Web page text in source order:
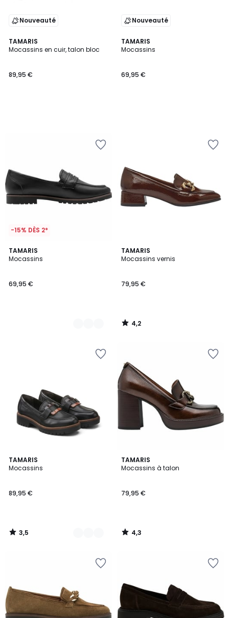
Nouveauté
TAMARIS
Mocassins en cuir, talon bloc
89,95 €
Nouveauté
TAMARIS
Mocassins
69,95 €
-15% DÈS 2*
TAMARIS
Mocassins
69,95 €
2
Couleurs
TAMARIS
Mocassins vernis
79,95 €
4,2
/ 5
4,2
/
TAMARIS
Mocassins
89,95 €
3,5
/ 5
2
Couleurs
3,5
/
TAMARIS
Mocassins à talon
79,95 €
4,3
/ 5
4,3
/